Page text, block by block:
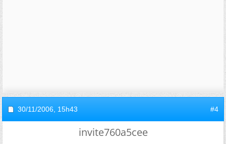
30/11/2006, 15h43 #4
invite760a5cee